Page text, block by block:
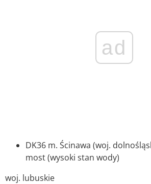
ad
DK36 m. Ścinawa (woj.
most (wysoki stan wody)
woj. lubuskie